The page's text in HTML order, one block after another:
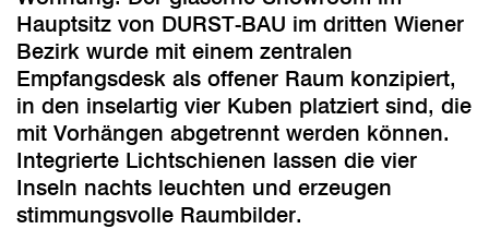
Hauptsitz von DURST-BAU im dritten Wiener
Bezirk wurde mit einem zentralen
Empfangsdesk als offener Raum konzipiert,
in den inselartig vier Kuben platziert sind, die
mit Vorhängen abgetrennt werden können.
Integrierte Lichtschienen lassen die vier
Inseln nachts leuchten und erzeugen
stimmungsvolle Raumbilder.